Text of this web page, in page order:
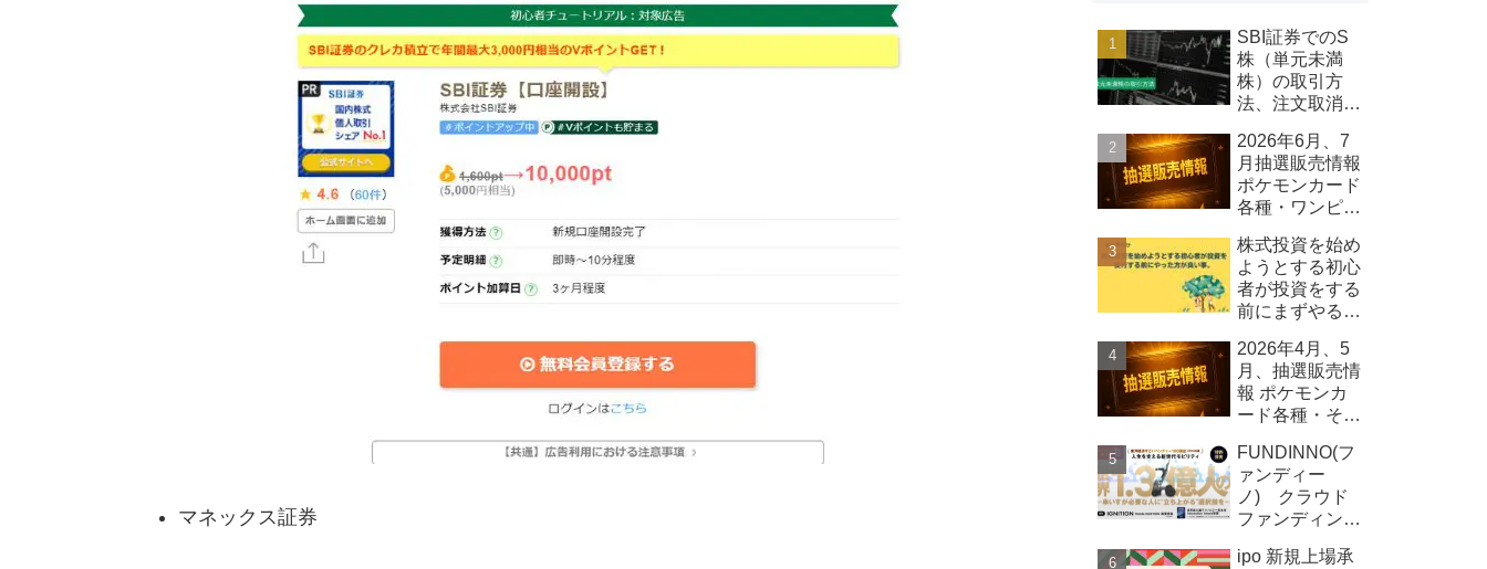
マネックス証券
SBI証券でのS
株（単元未満
株）の取引方
法、注文取消し
いて
2026年6月、7
月抽選販売情報
ポケモンカード
各種・ワンピー
その他
株式投資を始め
ようとする初心
者が投資をする
前にまずやるべ
2026年4月、5
月、抽選販売情
報 ポケモンカ
ード各種・その
FUNDINNO(フ
ァンディー
ノ) クラウド
ファンディング
報 Qolo株式
ipo 新規上場承